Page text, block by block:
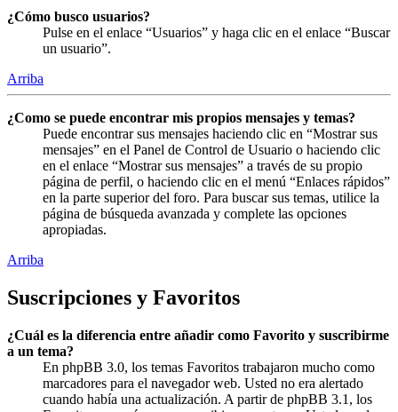
¿Cómo busco usuarios?
Pulse en el enlace “Usuarios” y haga clic en el enlace “Buscar
un usuario”.
Arriba
¿Como se puede encontrar mis propios mensajes y temas?
Puede encontrar sus mensajes haciendo clic en “Mostrar sus
mensajes” en el Panel de Control de Usuario o haciendo clic
en el enlace “Mostrar sus mensajes” a través de su propio
página de perfil, o haciendo clic en el menú “Enlaces rápidos”
en la parte superior del foro. Para buscar sus temas, utilice la
página de búsqueda avanzada y complete las opciones
apropiadas.
Arriba
Suscripciones y Favoritos
¿Cuál es la diferencia entre añadir como Favorito y suscribirme
a un tema?
En phpBB 3.0, los temas Favoritos trabajaron mucho como
marcadores para el navegador web. Usted no era alertado
cuando había una actualización. A partir de phpBB 3.1, los